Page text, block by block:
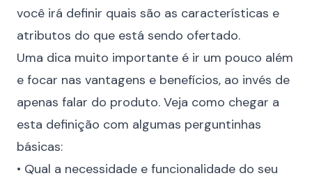
você irá definir quais são as características e
atributos do que está sendo ofertado.
Uma dica muito importante é ir um pouco além
e focar nas vantagens e benefícios, ao invés de
apenas falar do produto. Veja como chegar a
esta definição com algumas perguntinhas
básicas:
• Qual a necessidade e funcionalidade do seu